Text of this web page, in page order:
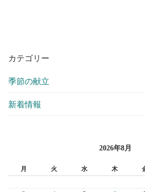
カテゴリー
季節の献立
新着情報
2026年8月
月 火 水 木